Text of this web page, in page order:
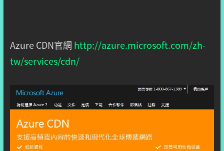
Azure CDN官網 http://azure.microsoft.com/zh-
tw/services/cdn/